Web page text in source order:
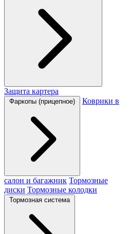
Защита картера
Фаркопы (прицепное) Коврики в
салон и багажник Тормозные
диски Тормозные колодки
Тормозная система